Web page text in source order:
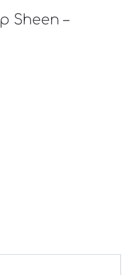
Sheen –